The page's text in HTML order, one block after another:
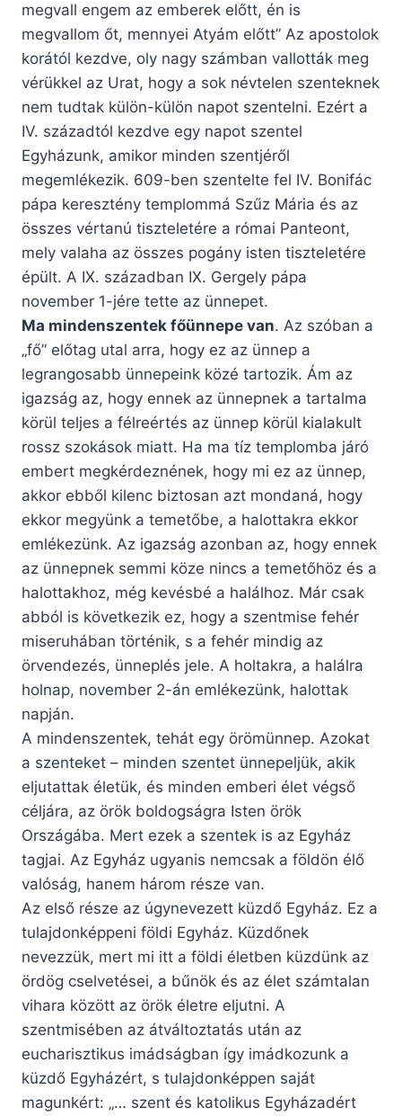
megvall engem az emberek előtt, én is
megvallom őt, mennyei Atyám előtt” Az apostolok
korától kezdve, oly nagy számban vallották meg
vérükkel az Urat, hogy a sok névtelen szenteknek
nem tudtak külön-külön napot szentelni. Ezért a
IV. századtól kezdve egy napot szentel
Egyházunk, amikor minden szentjéről
megemlékezik. 609-ben szentelte fel IV. Bonifác
pápa keresztény templommá Szűz Mária és az
összes vértanú tiszteletére a római Panteont,
mely valaha az összes pogány isten tiszteletére
épült. A IX. században IX. Gergely pápa
november 1-jére tette az ünnepet.
Ma mindenszentek főünnepe van. Az szóban a
„fő” előtag utal arra, hogy ez az ünnep a
legrangosabb ünnepeink közé tartozik. Ám az
igazság az, hogy ennek az ünnepnek a tartalma
körül teljes a félreértés az ünnep körül kialakult
rossz szokások miatt. Ha ma tíz templomba járó
embert megkérdeznének, hogy mi ez az ünnep,
akkor ebből kilenc biztosan azt mondaná, hogy
ekkor megyünk a temetőbe, a halottakra ekkor
emlékezünk. Az igazság azonban az, hogy ennek
az ünnepnek semmi köze nincs a temetőhöz és a
halottakhoz, még kevésbé a halálhoz. Már csak
abból is következik ez, hogy a szentmise fehér
miseruhában történik, s a fehér mindig az
örvendezés, ünneplés jele. A holtakra, a halálra
holnap, november 2-án emlékezünk, halottak
napján.
A mindenszentek, tehát egy örömünnep. Azokat
a szenteket – minden szentet ünnepeljük, akik
eljutattak életük, és minden emberi élet végső
céljára, az örök boldogságra Isten örök
Országába. Mert ezek a szentek is az Egyház
tagjai. Az Egyház ugyanis nemcsak a földön élő
valóság, hanem három része van.
Az első része az úgynevezett küzdő Egyház. Ez a
tulajdonképpeni földi Egyház. Küzdőnek
nevezzük, mert mi itt a földi életben küzdünk az
ördög cselvetései, a bűnök és az élet számtalan
vihara között az örök életre eljutni. A
szentmisében az átváltoztatás után az
eucharisztikus imádságban így imádkozunk a
küzdő Egyházért, s tulajdonképpen saját
magunkért: „… szent és katolikus Egyházadért